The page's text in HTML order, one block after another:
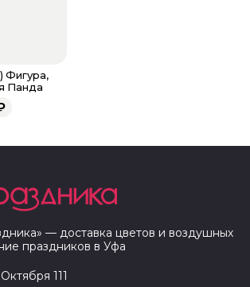
Фигура,
Панда
» — доставка цветов и воздушных
праздников в Уфа
111